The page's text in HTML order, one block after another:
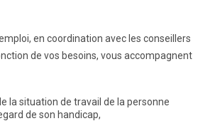
en coordination avec les conseillers
de vos besoins, vous accompagnent
la situation de travail de la personne
de son handicap,